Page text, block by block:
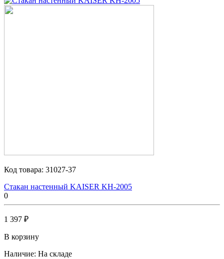
Код товара: 31027-37
Стакан настенный KAISER KH-2005
0
1 397 ₽
В корзину
Наличие: На складе